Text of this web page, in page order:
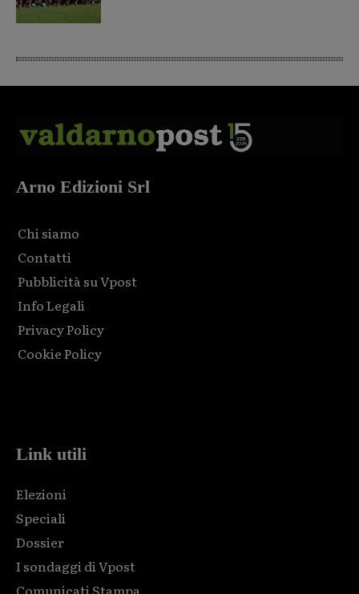
Arno Edizioni Srl
Chi siamo
Contatti
Pubblicità su Vpost
Info Legali
Privacy Policy
Cookie Policy
Link utili
Elezioni
Speciali
Dossier
I sondaggi di Vpost
Comunicati Stampa